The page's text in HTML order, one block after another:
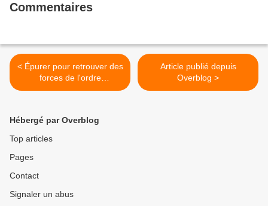
Commentaires
< Épurer pour retrouver des
forces de l'ordre
républicaines
Article publié depuis
Overblog >
Hébergé par Overblog
Top articles
Pages
Contact
Signaler un abus